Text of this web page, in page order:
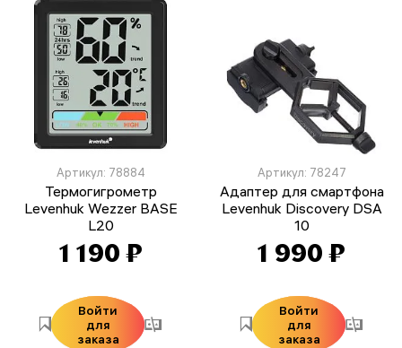
Артикул: 78884
Термогигрометр
Levenhuk Wezzer BASE
L20
1 190 ₽
Войти
для
заказа
Артикул: 78247
Адаптер для смартфона
Levenhuk Discovery DSA
10
1 990 ₽
Войти
для
заказа